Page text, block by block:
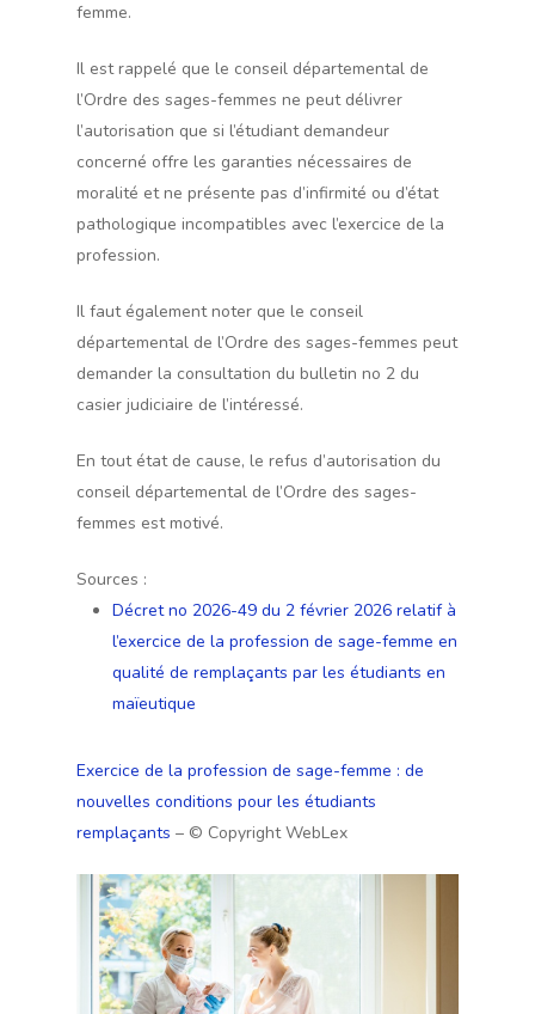
femme.
Il est rappelé que le conseil départemental de
l’Ordre des sages-femmes ne peut délivrer
l’autorisation que si l’étudiant demandeur
concerné offre les garanties nécessaires de
moralité et ne présente pas d’infirmité ou d’état
pathologique incompatibles avec l’exercice de la
profession.
Il faut également noter que le conseil
départemental de l’Ordre des sages-femmes peut
demander la consultation du bulletin no 2 du
casier judiciaire de l’intéressé.
En tout état de cause, le refus d’autorisation du
conseil départemental de l’Ordre des sages-
femmes est motivé.
Sources :
Décret no 2026-49 du 2 février 2026 relatif à
l’exercice de la profession de sage-femme en
qualité de remplaçants par les étudiants en
maïeutique
Exercice de la profession de sage-femme : de
nouvelles conditions pour les étudiants
remplaçants – © Copyright WebLex